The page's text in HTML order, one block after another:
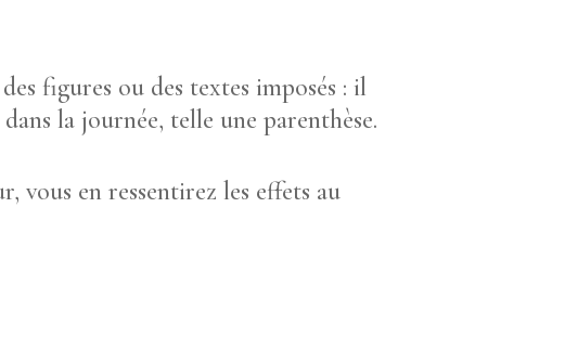
figures ou des textes imposés : il
la journée, telle une parenthèse.
vous en ressentirez les effets au